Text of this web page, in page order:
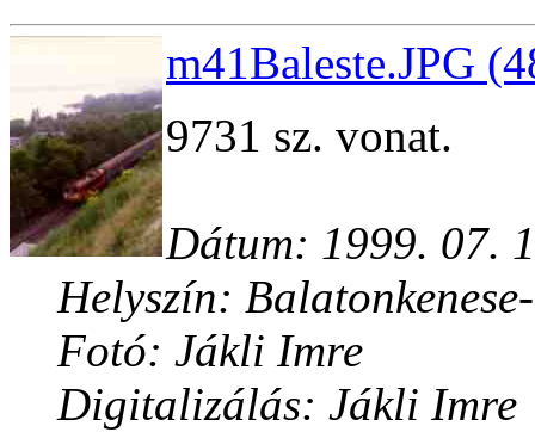
m41Baleste.JPG
9731 sz. vonat.
Dátum: 1999. 07.
Helyszín:
Fotó: Jákli Imre
Digitalizálás: Jákli Imre